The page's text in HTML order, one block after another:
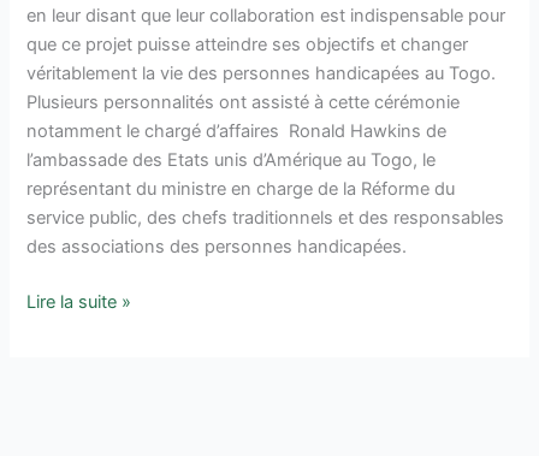
en leur disant que leur collaboration est indispensable pour
que ce projet puisse atteindre ses objectifs et changer
véritablement la vie des personnes handicapées au Togo.
Plusieurs personnalités ont assisté à cette cérémonie
notamment le chargé d’affaires Ronald Hawkins de
l’ambassade des Etats unis d’Amérique au Togo, le
représentant du ministre en charge de la Réforme du
service public, des chefs traditionnels et des responsables
des associations des personnes handicapées.
Lire la suite »